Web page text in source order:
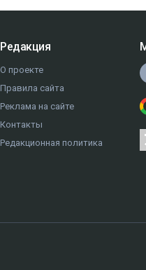
Редакция
О проекте
Правила сайта
Реклама на сайте
Контакты
Редакционная политика